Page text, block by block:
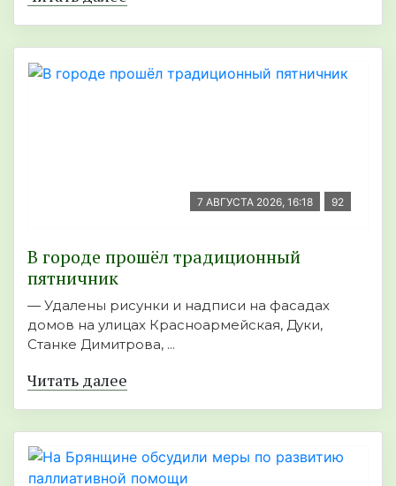
7 АВГУСТА 2026, 16:18 92
В городе прошёл традиционный
пятничник
— Удалены рисунки и надписи на фасадах
домов на улицах Красноармейская, Дуки,
Станке Димитрова, ...
Читать далее